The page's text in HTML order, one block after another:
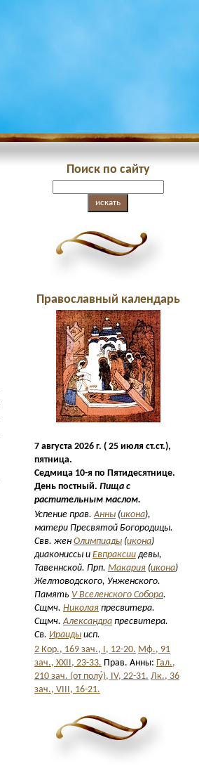
Поиск по сайту
Православный календарь
7 августа 2026 г. ( 25 июля ст.ст.),
пятница.
Седмица 10-я по Пятидесятнице.
День постный. Пища с
растительным маслом.
Успение прав.Анны (икона),
матери Пресвятой Богородицы.
Свв. жен Олимпиады (икона)
диакониссы и Евпраксии девы,
Тавеннской. Прп. Макария (икона)
Желтоводского, Унженского.
Память V Вселенского Собора.
Сщмч. Николая пресвитера.
Сщмч.Александра пресвитера.
Св. Ираиды исп.
2 Кор., 169 зач., I, 12-20. Мф., 91
зач., XXII, 23-33. Прав. Анны: Гал.,
210 зач. (от полу́), IV, 22-31. Лк., 36
зач., VIII, 16-21.